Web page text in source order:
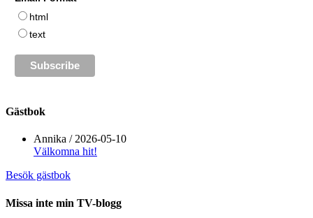
html
text
Gästbok
Annika / 2026-05-10
Välkomna hit!
Besök gästbok
Missa inte min TV-blogg